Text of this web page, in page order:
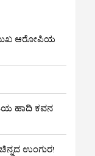
ಆರೋಪಿಯ
ಹಾದಿ ಕವನ
ಉಂಗುರ!